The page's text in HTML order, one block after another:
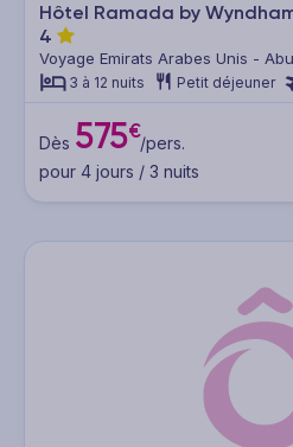
Hôtel Ramada by
4
Voyage Emirats Arabes Unis -
3 à 12 nuits Petit déjeuner
Dès 575€/pers.
pour 4 jours / 3 nuits